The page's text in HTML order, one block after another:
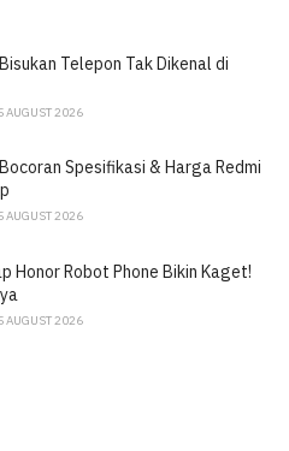
Telepon Tak Dikenal di
AUGUST 2026
Spesifikasi & Harga Redmi
AUGUST 2026
Honor Robot Phone Bikin Kaget!
AUGUST 2026